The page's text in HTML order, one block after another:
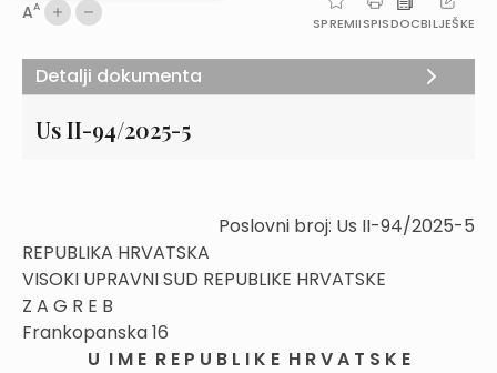
AA
SPREMIISPISDOCBILJEŠKE
Us II-94/2025-5
Poslovni broj: Us II-94/2025-5
REPUBLIKA HRVATSKA
VISOKI UPRAVNI SUD REPUBLIKE HRVATSKE
Z A G R E B
Frankopanska 16
U I M E R E P U B L I K E H R V A T S K E
Detalji dokumenta